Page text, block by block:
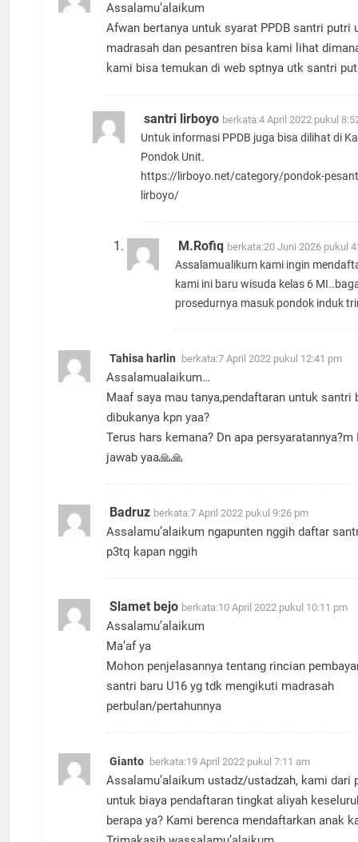
Assalamu’alaikum
Afwan bertanya untuk syarat PPDB santri putri
madrasah dan pesantren bisa kami lihat
kami bisa temukan di web sptnya utk santri
santri lirboyo berkata:4 April 2022 pukul
Untuk informasi PPDB juga bisa dilihat di
Pondok Unit.
https://lirboyo.net/category/pondok-
lirboyo/
M.Rofiq berkata:20 Juni 2026 pukul
Assalamualikum kami ingin
kami ini baru wisuda kelas 6
prosedurnya masuk pondok induk
Tahisa harlin berkata:7 April 2022 pukul 12:41 pm
Assalamualaikum…
Maaf saya mau tanya,pendaftaran untuk santri
dibukanya kpn yaa?
Terus hars kemana? Dn apa
jawab yaa🙏🙏
Badruz berkata:7 April 2022 pukul 9:26 pm
Assalamu’alaikum ngapunten nggih daftar
p3tq kapan nggih
Slamet bejo berkata:10 April 2022 pukul 10:11 pm
Assalamu’alaikum
Ma’af ya
Mohon penjelasannya tentang rincian
santri baru U16 yg tdk mengikuti madrasah
perbulan/pertahunnya
Gianto berkata:19 April 2022 pukul 7:11 am
Assalamu’alaikum ustadz/ustadzah, kami dari
untuk biaya pendaftaran tingkat aliyah
berapa ya? Kami berenca mendaftarkan anak